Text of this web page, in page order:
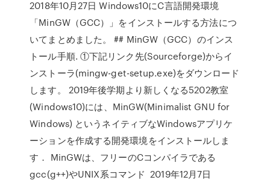
2018年10月27日 Windows10にC言語開発環境
「MinGW（GCC）」をインストールする方法につ
いてまとめました。 ## MinGW（GCC）のインス
トール手順. ①下記リンク先(Sourceforge)からイ
ンストーラ(mingw-get-setup.exe)をダウンロード
します。 2019年後学期より新しくなる5202教室
(Windows10)には、MinGW(Minimalist GNU for
Windows) というネイティブなWindowsアプリケ
ーションを作成する開発環境をインストールしま
す． MinGWは、フリーのCコンパイラである
gcc(g++)やUNIX系コマンド 2019年12月7日